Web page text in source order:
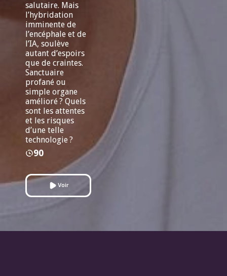
salutaire. Mais
l’hybridation
imminente de
l’encéphale et de
l’IA, soulève
autant d’espoirs
que de craintes.
Sanctuaire
profané ou
simple organe
amélioré ? Quels
sont les attentes
et les risques
d’une telle
technologie ?
90
Voir